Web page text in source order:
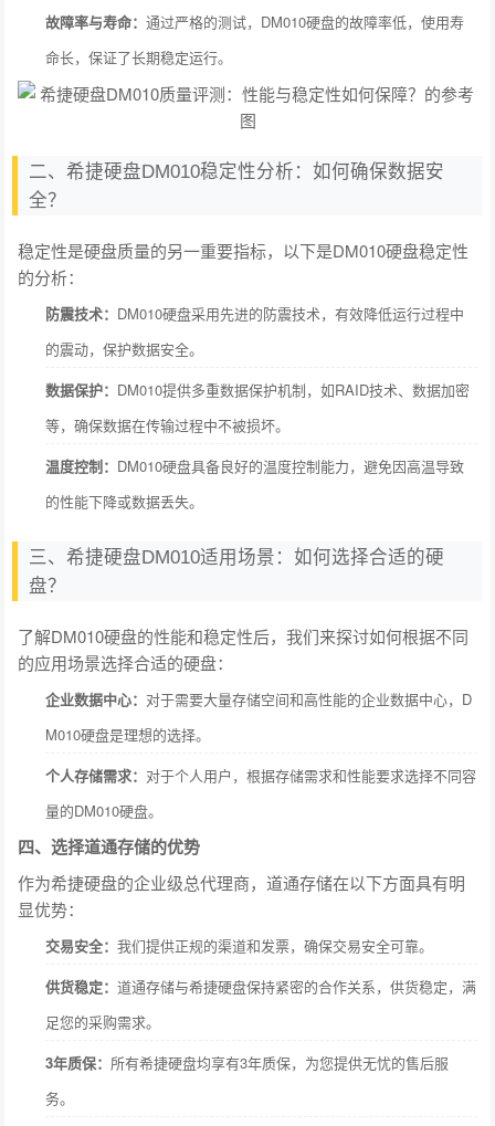
故障率与寿命：通过严格的测试，DM010硬盘的故障率低，使用寿
命长，保证了长期稳定运行。
二、希捷硬盘DM010稳定性分析：如何确保数据安
全？
稳定性是硬盘质量的另一重要指标，以下是DM010硬盘稳定性
的分析：
防震技术： DM010硬盘采用先进的防震技术，有效降低运行过程中
的震动，保护数据安全。
数据保护： DM010提供多重数据保护机制，如RAID技术、数据加密
等，确保数据在传输过程中不被损坏。
温度控制： DM010硬盘具备良好的温度控制能力，避免因高温导致
的性能下降或数据丢失。
三、希捷硬盘DM010适用场景：如何选择合适的硬
盘？
了解DM010硬盘的性能和稳定性后，我们来探讨如何根据不同
的应用场景选择合适的硬盘：
企业数据中心： 对于需要大量存储空间和高性能的企业数据中心，D
M010硬盘是理想的选择。
个人存储需求： 对于个人用户，根据存储需求和性能要求选择不同容
量的DM010硬盘。
四、选择道通存储的优势
作为希捷硬盘的企业级总代理商，道通存储在以下方面具有明
显优势：
交易安全：我们提供正规的渠道和发票，确保交易安全可靠。
供货稳定：道通存储与希捷硬盘保持紧密的合作关系，供货稳定，满
足您的采购需求。
3年质保： 所有希捷硬盘均享有3年质保，为您提供无忧的售后服
务。